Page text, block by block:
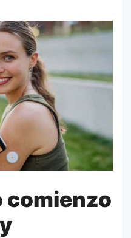
comienzo